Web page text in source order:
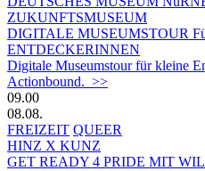
ZUKUNFTSMUSEUM
DIGITALE MUSEUMSTOUR
ENTDECKERINNEN
Digitale Museumstour für kleine
Actionbound. >>
09.00
08.08.
FREIZEIT QUEER
HINZ X KUNZ
GET READY 4 PRIDE MIT